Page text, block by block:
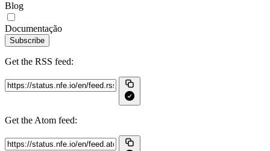
Blog
Documentação
Subscribe
Get the RSS feed:
Get the Atom feed: